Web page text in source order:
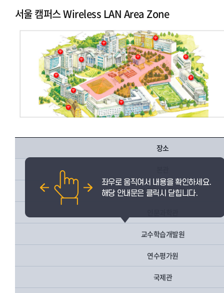
서울 캠퍼스 Wireless LAN Area Zone
장소
복합건물/역사관
교수학습개발원
연수평가원
국제관